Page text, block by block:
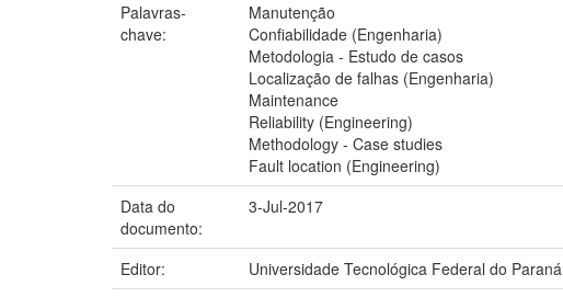
Palavras-
chave:
Manutenção
Confiabilidade (Engenharia)
Metodologia - Estudo de casos
Localização de falhas (Engenharia)
Maintenance
Reliability (Engineering)
Methodology - Case studies
Fault location (Engineering)
Data do
documento:
3-Jul-2017
Editor:
Universidade Tecnológica Federal do Paraná